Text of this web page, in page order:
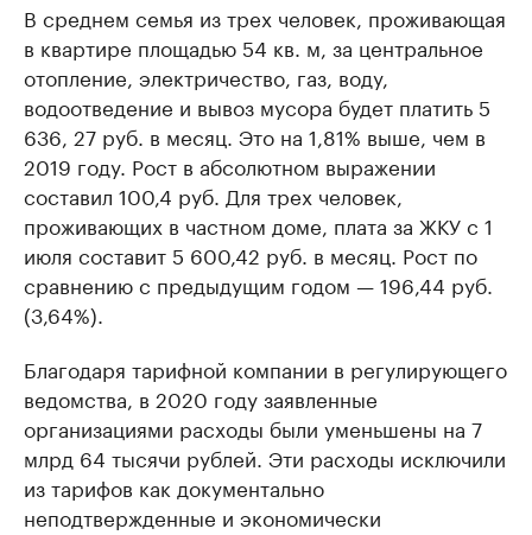
В среднем семья из трех человек, проживающая
в квартире площадью 54 кв. м, за центральное
отопление, электричество, газ, воду,
водоотведение и вывоз мусора будет платить 5
636, 27 руб. в месяц. Это на 1,81% выше, чем в
2019 году. Рост в абсолютном выражении
составил 100,4 руб. Для трех человек,
проживающих в частном доме, плата за ЖКУ с 1
июля составит 5 600,42 руб. в месяц. Рост по
сравнению с предыдущим годом — 196,44 руб.
(3,64%).
Благодаря тарифной компании в регулирующего
ведомства, в 2020 году заявленные
организациями расходы были уменьшены на 7
млрд 64 тысячи рублей. Эти расходы исключили
из тарифов как документально
неподтвержденные и экономически